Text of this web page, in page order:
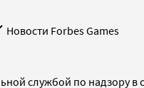
Новости Forbes Games
службой по надзору